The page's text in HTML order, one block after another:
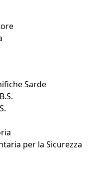
Sarde
per la Sicurezza